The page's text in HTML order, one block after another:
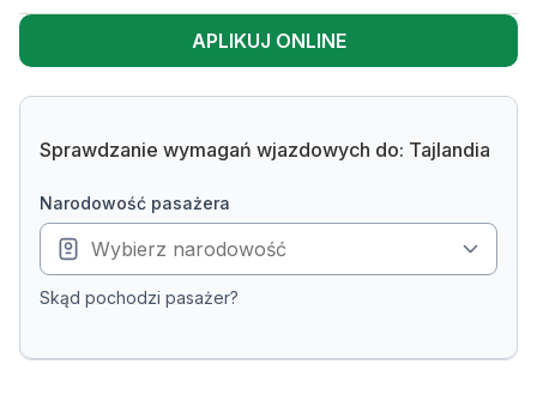
APLIKUJ ONLINE
Sprawdzanie wymagań wjazdowych do: Tajlandia
narodowość pasażera
Skąd pochodzi pasażer?